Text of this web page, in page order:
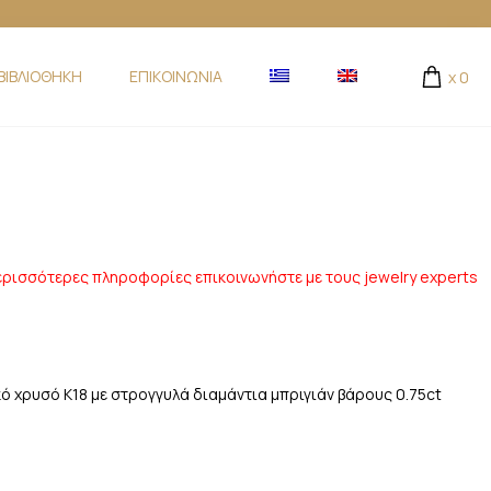
ΕΠΙΚΟΙΝΩΝΙΑ x 0
πληροφορίες επικοινωνήστε με τους jewelry experts
χρυσό Κ18 με στρογγυλά διαμάντια μπριγιάν βάρους 0.75ct